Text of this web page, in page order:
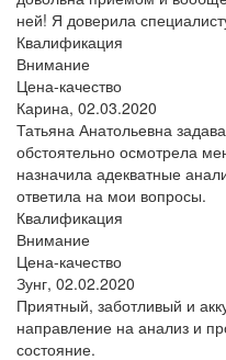
ней! Я доверила
Квалификация
Внимание
Цена-качество
Карина, 02.03.2020
Татьяна Анатольевна
обстоятельно осмотрела
назначила адекватные
ответила на мои вопросы.
Квалификация
Внимание
Цена-качество
Зунг, 02.02.2020
Приятный, заботливый и
направление на анализ и
состояние.